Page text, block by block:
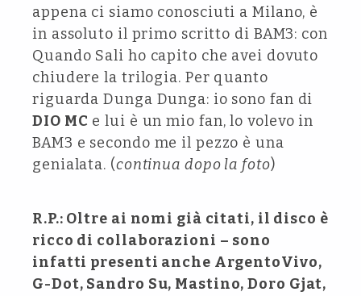
appena ci siamo conosciuti a Milano, è
in assoluto il primo scritto di BAM3: con
Quando Sali ho capito che avei dovuto
chiudere la trilogia. Per quanto
riguarda Dunga Dunga: io sono fan di
DIO MC e lui è un mio fan, lo volevo in
BAM3 e secondo me il pezzo è una
genialata. (continua dopo la foto)
R.P.: Oltre ai nomi già citati, il disco è
ricco di collaborazioni – sono
infatti presenti anche ArgentoVivo,
G-Dot, Sandro Su, Mastino, Doro Gjat,